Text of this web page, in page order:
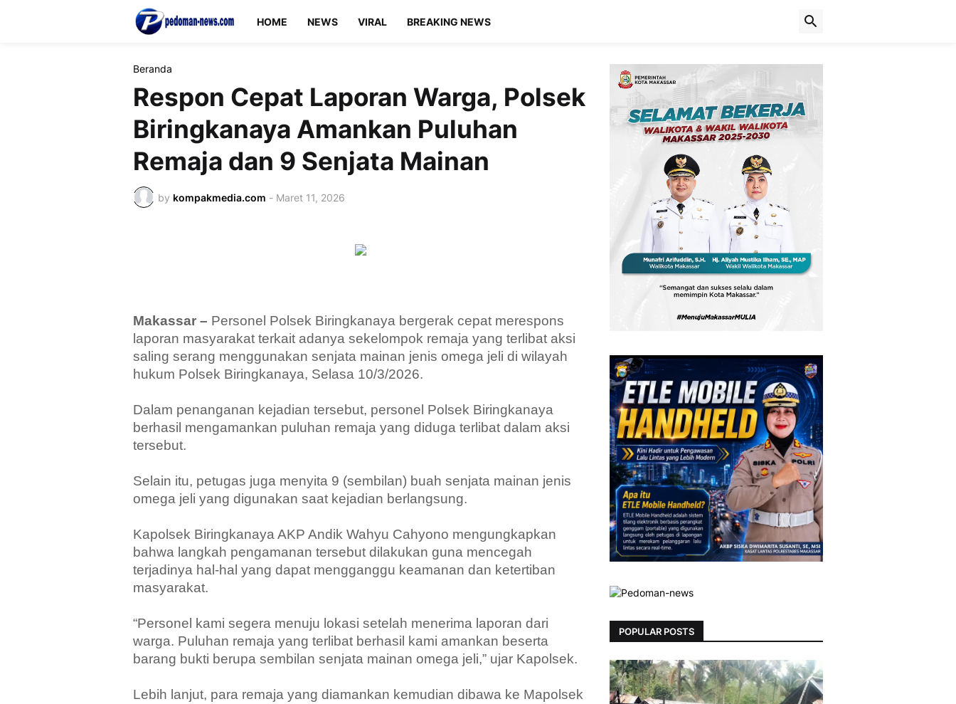
HOME NEWS VIRAL BREAKING NEWS
Beranda
Respon Cepat Laporan Warga, Polsek
Biringkanaya Amankan Puluhan
Remaja dan 9 Senjata Mainan
by kompakmedia.com - Maret 11, 2026
Makassar – Personel Polsek Biringkanaya bergerak cepat merespons
laporan masyarakat terkait adanya sekelompok remaja yang terlibat aksi
saling serang menggunakan senjata mainan jenis omega jeli di wilayah
hukum Polsek Biringkanaya, Selasa 10/3/2026.
Dalam penanganan kejadian tersebut, personel Polsek Biringkanaya
berhasil mengamankan puluhan remaja yang diduga terlibat dalam aksi
tersebut.
Selain itu, petugas juga menyita 9 (sembilan) buah senjata mainan jenis
omega jeli yang digunakan saat kejadian berlangsung.
Kapolsek Biringkanaya AKP Andik Wahyu Cahyono mengungkapkan
bahwa langkah pengamanan tersebut dilakukan guna mencegah
terjadinya hal-hal yang dapat mengganggu keamanan dan ketertiban
masyarakat.
“Personel kami segera menuju lokasi setelah menerima laporan dari
warga. Puluhan remaja yang terlibat berhasil kami amankan beserta
barang bukti berupa sembilan senjata mainan omega jeli,” ujar Kapolsek.
Lebih lanjut, para remaja yang diamankan kemudian dibawa ke Mapolsek
POPULAR POSTS